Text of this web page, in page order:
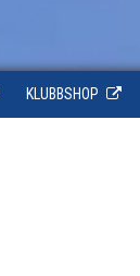
KLUBBSHOP